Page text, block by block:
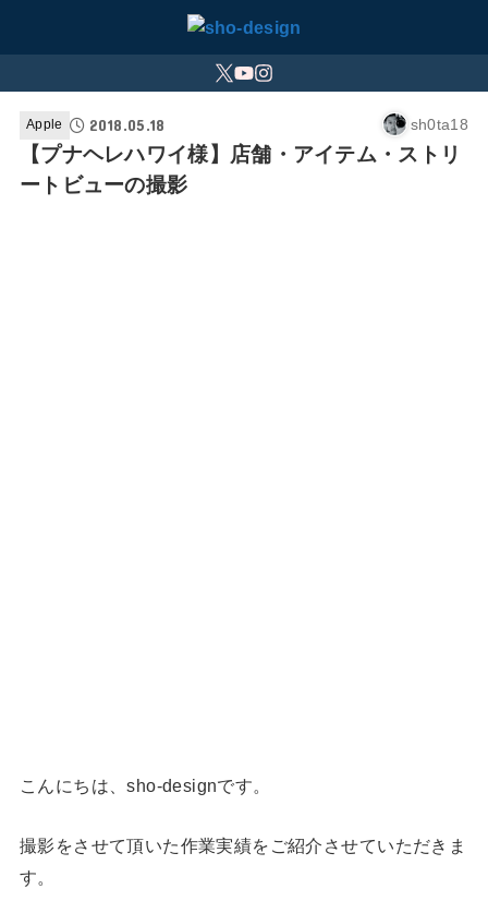
Apple 2018.05.18 sh0ta18
【プナヘレハワイ様】店舗・アイテム・ストリ
ートビューの撮影
こんにちは、sho-designです。
撮影をさせて頂いた作業実績をご紹介させていただきま
す。